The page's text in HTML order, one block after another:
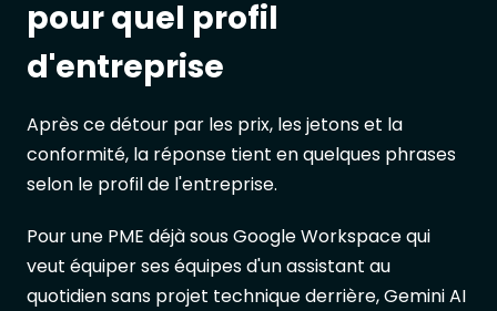
pour quel profil
d'entreprise
Après ce détour par les prix, les jetons et la
conformité, la réponse tient en quelques phrases
selon le profil de l'entreprise.
Pour une PME déjà sous Google Workspace qui
veut équiper ses équipes d'un assistant au
quotidien sans projet technique derrière, Gemini AI